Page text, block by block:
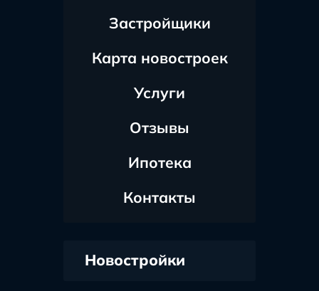
Застройщики
Карта новостроек
Услуги
Отзывы
Ипотека
Контакты
Новостройки